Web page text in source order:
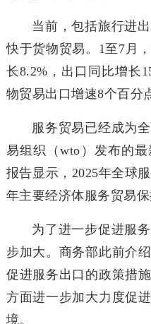
当前，包括旅行进
快于货物贸易。1至7月
长8.2%，出口同比增长
物贸易出口增速8个百分
服务贸易已经成为
易组织（wto）发布的最
报告显示，2025年全球
年主要经济体服务贸易保
为了进一步促进服
步加大。商务部此前介
促进服务出口的政策措
方面进一步加大力度促
境。